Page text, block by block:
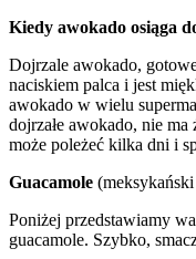
Kiedy awokado osiąga
Dojrzale awokado,
naciskiem palca i jest
awokado w wielu
dojrzałe awokado, nie
może poleżeć kilka dni i
Guacamole
Poniżej przedstawiamy
guacamole. Szybko,